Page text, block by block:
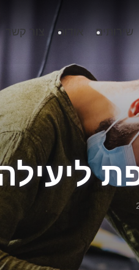
שירותים אודות צור קשר